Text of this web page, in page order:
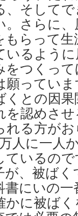
、そして
。さらに
もらって
いるよう
をつくっ
願ってい
くとの因
を認めさ
れる方が
人に一人
ているの
が、被ば
書にいの
かに被ば